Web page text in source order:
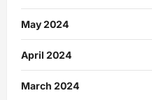
May 2024
April 2024
March 2024